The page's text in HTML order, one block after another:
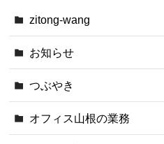
zitong-wang
お知らせ
つぶやき
オフィス山根の業務